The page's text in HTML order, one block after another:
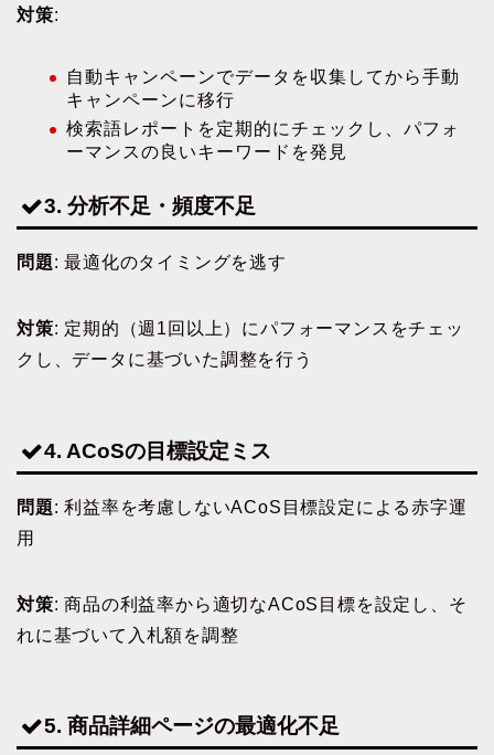
対策:
自動キャンペーンでデータを収集してから手動
キャンペーンに移行
検索語レポートを定期的にチェックし、パフォ
ーマンスの良いキーワードを発見
3. 分析不足・頻度不足
問題: 最適化のタイミングを逃す
対策: 定期的（週1回以上）にパフォーマンスをチェッ
クし、データに基づいた調整を行う
4. ACoSの目標設定ミス
問題: 利益率を考慮しないACoS目標設定による赤字運
用
対策: 商品の利益率から適切なACoS目標を設定し、そ
れに基づいて入札額を調整
5. 商品詳細ページの最適化不足